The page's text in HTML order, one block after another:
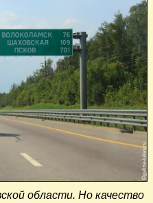
области. Но качество